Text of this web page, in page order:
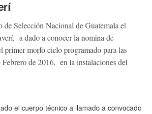
Selección Nacional de Guatemala el
a dado a conocer la nomina de
primer morfo ciclo programado para las
Febrero de 2016, en la instalaciones del
el cuerpo técnico a llamado a convocado